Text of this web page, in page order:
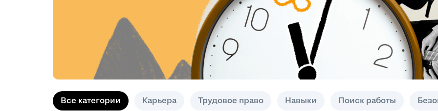
Все категории Карьера Трудовое право Навыки Поиск работы